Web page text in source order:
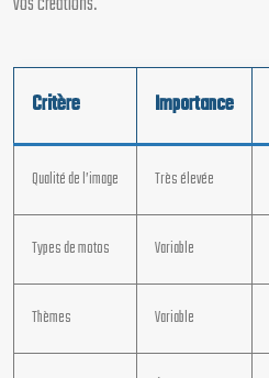
Critère Importance
Qualité de l’image Très élevée
Types de motos Variable
Thèmes Variable